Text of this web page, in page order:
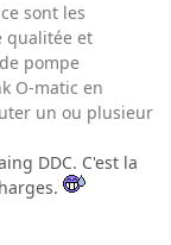
sont les
qualitée et
pompe
O-matic en
un ou plusieur
DDC. C'est la